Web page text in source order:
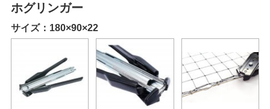
ホグリンガー
サイズ：180×90×22